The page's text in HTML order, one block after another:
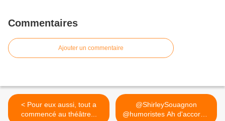
Commentaires
Ajouter un commentaire
< Pour eux aussi, tout a
commencé au théâtre...
@ShirleySouagnon
@humoristes Ah d'accord...